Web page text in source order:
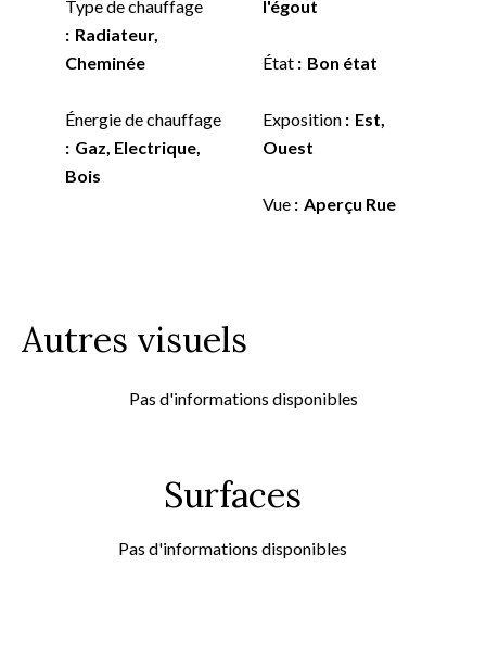
Type de chauffage
Radiateur,
Cheminée
Énergie de chauffage
Gaz, Electrique,
Bois
l'égout
État Bon état
Exposition
Est,
Ouest
Vue Aperçu Rue
Autres visuels
Pas d'informations disponibles
Surfaces
Pas d'informations disponibles